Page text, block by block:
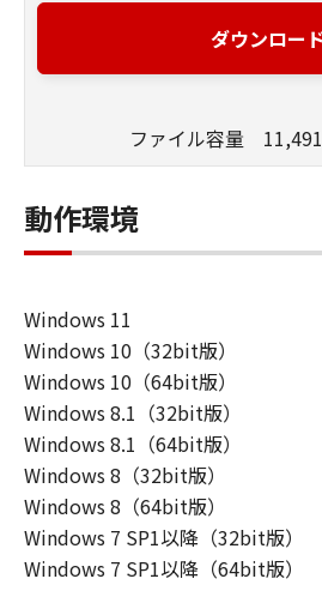
とは、「許諾ソフトウエ
タの記憶媒体上にインス
と、アクセスすること、
しくは実行することのい
します）することができ
た、お客様が「プリンタ
に、本契約の条件の下で
エア」を使用させること
場合、お客様には、かか
を本契約の条件に従わせ
べての責任を負っていた
す。 (2) お客様は、再使
布、貸与その他の方法に
「本ソフトウエア」を使
せることはできません。
ダウンロー
ファイル容量
動作環境
Windows 11
Windows 10（32bit版）
Windows 10（64bit版）
Windows 8.1（32bit版）
Windows 8.1（64bit版）
Windows 8（32bit版）
Windows 8（64bit版）
Windows 7 SP1以降（32bit版）
Windows 7 SP1以降（64bit版）